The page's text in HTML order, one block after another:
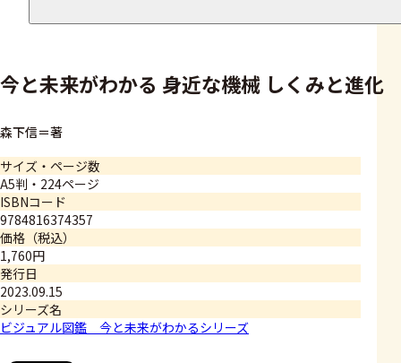
今と未来がわかる 身近な機械 しくみと進化
森下信＝著
サイズ・ページ数
A5判・224ページ
ISBNコード
9784816374357
価格（税込）
1,760円
発行日
2023.09.15
シリーズ名
ビジュアル図鑑 今と未来がわかるシリーズ